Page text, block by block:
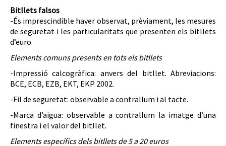
Bitllets falsos
-És imprescindible haver observat, prèviament, les mesures
de seguretat i les particularitats que presenten els bitllets
d’euro.
Elements comuns presents en tots els bitllets
-Impressió calcogràfica: anvers del bitllet. Abreviacions:
BCE, ECB, EZB, EKT, EKP 2002.
-Fil de seguretat: observable a contrallum i al tacte.
-Marca d’aigua: observable a contrallum la imatge d’una
finestra i el valor del bitllet.
Elements específics dels bitllets de 5 a 20 euros